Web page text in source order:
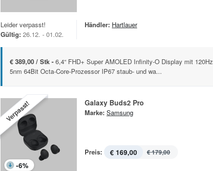
Leider verpasst!
Gültig: 26.12. - 01.02.
Händler: Hartlauer
€ 389,00 / Stk - 6,4“ FHD+ Super AMOLED Infinity-O Display mit 120Hz
5nm 64Bit Octa-Core-Prozessor IP67 staub- und wa...
Verpasst!
-6%
Galaxy Buds2 Pro
Marke: Samsung
Preis: € 169,00 € 179,00